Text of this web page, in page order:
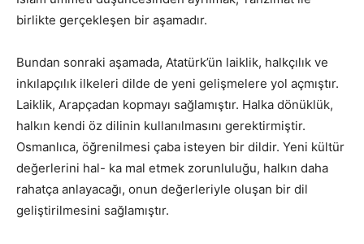
birlikte gerçekleşen bir aşamadır.
Bundan sonraki aşamada, Atatürk’ün laiklik, halkçılık ve
inkılapçılık ilkeleri dilde de yeni gelişmelere yol açmıştır.
Laiklik, Arapçadan kopmayı sağlamıştır. Halka dönüklük,
halkın kendi öz dilinin kullanılmasını gerektirmiştir.
Osmanlıca, öğrenilmesi çaba isteyen bir dildir. Yeni kültür
değerlerini hal- ka mal etmek zorunluluğu, halkın daha
rahatça anlayacağı, onun değerleriyle oluşan bir dil
geliştirilmesini sağlamıştır.